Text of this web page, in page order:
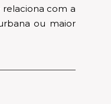
relaciona com a
ou maior